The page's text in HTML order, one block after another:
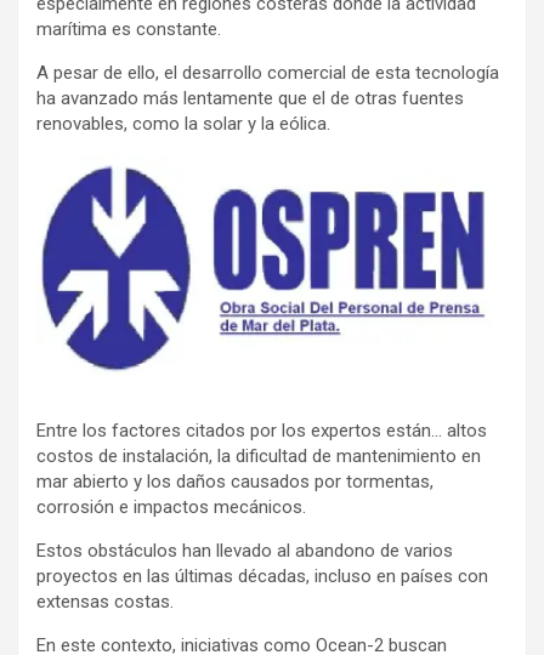
marítima es constante.
A pesar de ello, el desarrollo comercial de esta tecnología
ha avanzado más lentamente que el de otras fuentes
renovables, como la solar y la eólica.
Entre los factores citados por los expertos están… altos
costos de instalación, la dificultad de mantenimiento en
mar abierto y los daños causados ​​por tormentas,
corrosión e impactos mecánicos.
Estos obstáculos han llevado al abandono de varios
proyectos en las últimas décadas, incluso en países con
extensas costas.
En este contexto, iniciativas como Ocean-2 buscan